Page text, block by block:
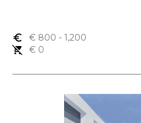
euro_symbol € 800 - 1,200
remove_shopping_cart
€ 0